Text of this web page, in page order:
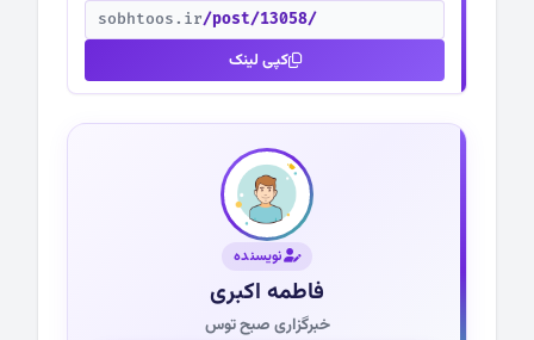
sobhtoos.ir/post/13058/
کپی لینک
نویسنده
فاطمه اکبری
خبرگزاری صبح توس